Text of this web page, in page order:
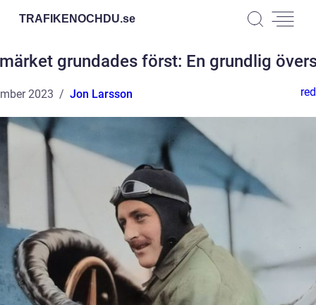
TRAFIKENOCHDU.se
grundades först: En grundlig
2023 Jon Larsson